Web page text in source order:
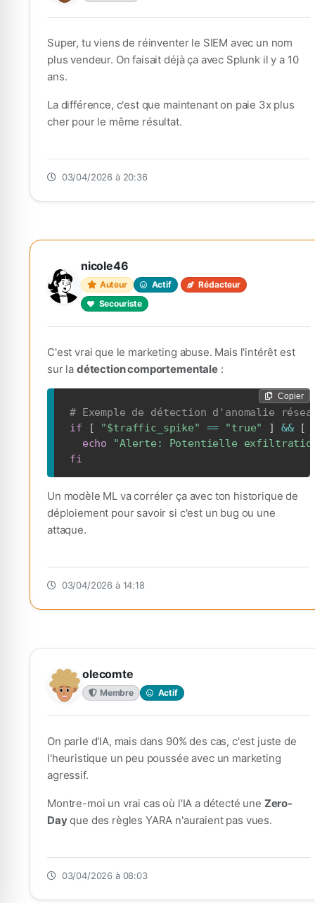
Super, tu viens de réinventer le SIEM avec un nom
plus vendeur. On faisait déjà ça avec Splunk il y a 10
ans.
La différence, c'est que maintenant on paie 3x plus
cher pour le même résultat.
03/04/2026 à 20:36
nicole46
Auteur Actif
Rédacteur
Secouriste
C'est vrai que le marketing abuse. Mais l'intérêt est
sur la détection comportementale:
Copier
# Exemple de détection d'anomalie
if
[ "$traffic_spike" == "true" ] && [
echo
"Alerte: Potentielle
fi
Un modèle ML va corréler ça avec ton historique de
déploiement pour savoir si c'est un bug ou une
attaque.
03/04/2026 à 14:18
olecomte
Membre Actif
On parle d'IA, mais dans 90% des cas, c'est juste de
l'heuristique un peu poussée avec un marketing
agressif.
Montre-moi un vrai cas où l'IA a détecté une Zero-
Dayque des règles YARA n'auraient pas vues.
03/04/2026 à 08:03